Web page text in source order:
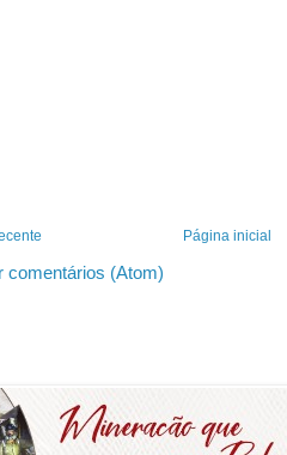
Página inicial
comentários (Atom)